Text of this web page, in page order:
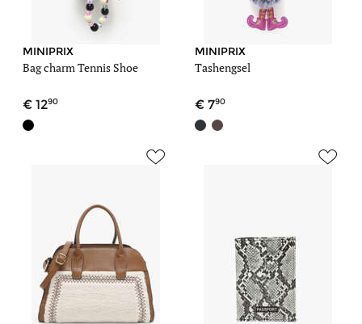
MINIPRIX
Bag charm Tennis Shoe
1290
MINIPRIX
Tashengsel
790